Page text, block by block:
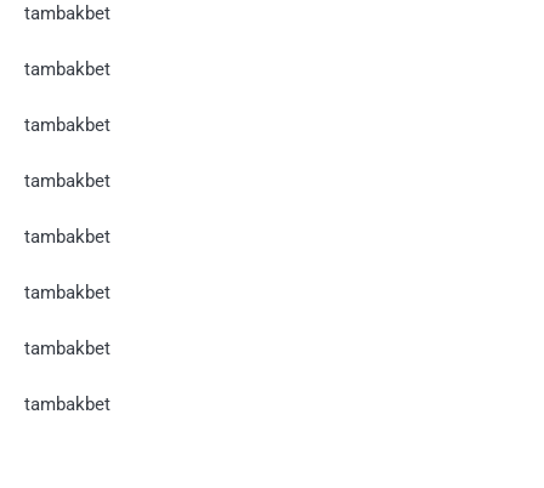
tambakbet
tambakbet
tambakbet
tambakbet
tambakbet
tambakbet
tambakbet
tambakbet